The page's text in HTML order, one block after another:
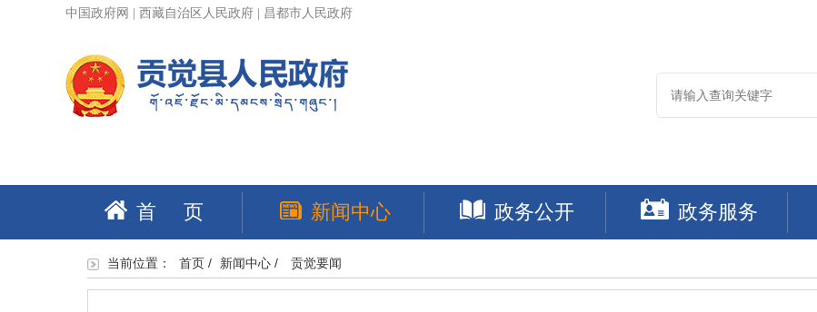
中国政府网 西藏自治区人民政府 昌都市人民政府
首 页 新闻中心 政务公开 政务服务
当前位置： 首页 / 新闻中心 / 贡觉要闻